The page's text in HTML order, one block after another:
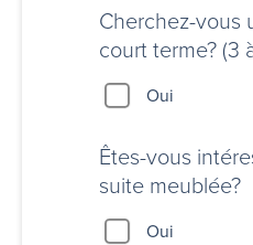
stationnement?
Cherchez-vous
court terme? (3
Oui
Êtes-vous
suite meublée?
Oui